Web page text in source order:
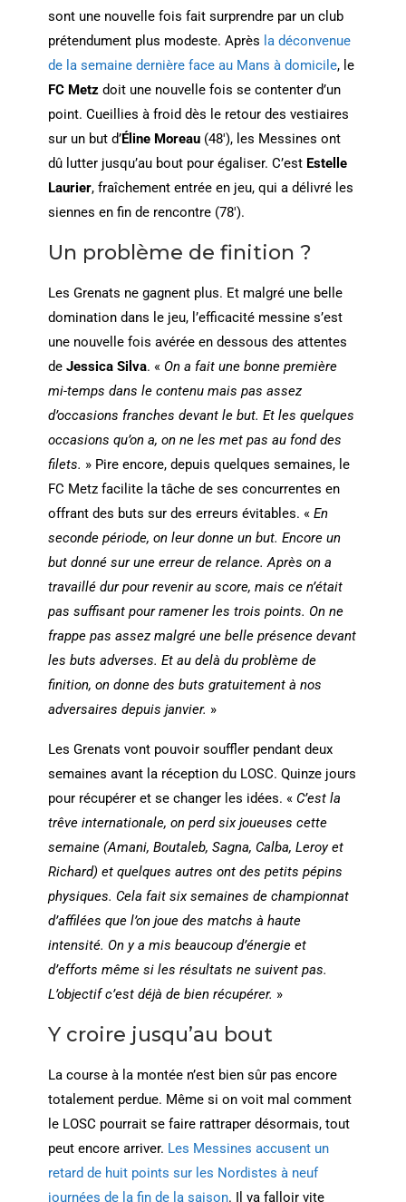
sont une nouvelle fois fait surprendre par un club
prétendument plus modeste. Après la déconvenue
de la semaine dernière face au Mans à domicile, le
FC Metzdoit une nouvelle fois se contenter d’un
point. Cueillies à froid dès le retour des vestiaires
sur un but d’Éline Moreau(48′), les Messines ont
dû lutter jusqu’au bout pour égaliser. C’est Estelle
Laurier, fraîchement entrée en jeu, qui a délivré les
siennes en fin de rencontre (78′).
Un problème de finition ?
Les Grenats ne gagnent plus. Et malgré une belle
domination dans le jeu, l’efficacité messine s’est
une nouvelle fois avérée en dessous des attentes
de Jessica Silva. « On a fait une bonne première
mi-temps dans le contenu mais pas assez
d’occasions franches devant le but. Et les quelques
occasions qu’on a, on ne les met pas au fond des
filets. » Pire encore, depuis quelques semaines, le
FC Metz facilite la tâche de ses concurrentes en
offrant des buts sur des erreurs évitables. « En
seconde période, on leur donne un but. Encore un
but donné sur une erreur de relance. Après on a
travaillé dur pour revenir au score, mais ce n’était
pas suffisant pour ramener les trois points. On ne
frappe pas assez malgré une belle présence devant
les buts adverses. Et au delà du problème de
finition, on donne des buts gratuitement à nos
adversaires depuis janvier. »
Les Grenats vont pouvoir souffler pendant deux
semaines avant la réception du LOSC. Quinze jours
pour récupérer et se changer les idées. « C’est la
trêve internationale, on perd six joueuses cette
semaine (Amani, Boutaleb, Sagna, Calba, Leroy et
Richard) et quelques autres ont des petits pépins
physiques. Cela fait six semaines de championnat
d’affilées que l’on joue des matchs à haute
intensité. On y a mis beaucoup d’énergie et
d’efforts même si les résultats ne suivent pas.
L’objectif c’est déjà de bien récupérer. »
Y croire jusqu’au bout
La course à la montée n’est bien sûr pas encore
totalement perdue. Même si on voit mal comment
le LOSC pourrait se faire rattraper désormais, tout
peut encore arriver. Les Messines accusent un
retard de huit points sur les Nordistes à neuf
journées de la fin de la saison. Il va falloir vite